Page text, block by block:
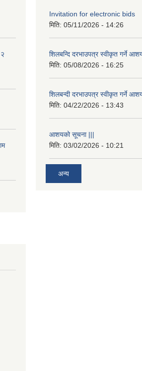
Invitation for electronic bids
मिति: 05/11/2026 - 14:26
शिलबन्दि दरभाउपत्र स्वीकृत गर्ने
मिति: 05/08/2026 - 16:25
शिलबन्दी दरभाउपत्र स्वीकृत गर्ने
मिति: 04/22/2026 - 13:43
आशयको सूचना |||
मिति: 03/02/2026 - 10:21
अन्य